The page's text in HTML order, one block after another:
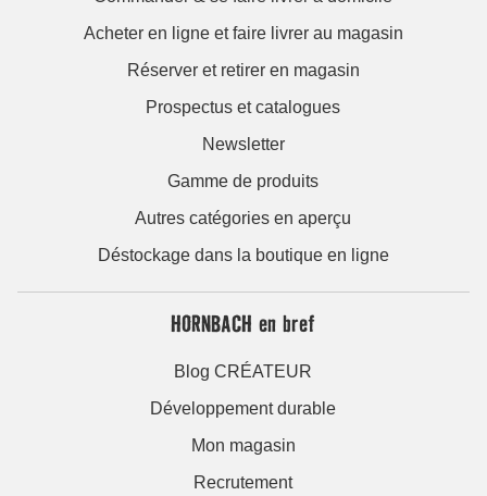
Acheter en ligne et faire livrer au magasin
Réserver et retirer en magasin
Prospectus et catalogues
Newsletter
Gamme de produits
Autres catégories en aperçu
Déstockage dans la boutique en ligne
HORNBACH en bref
Blog CRÉATEUR
Développement durable
Mon magasin
Recrutement